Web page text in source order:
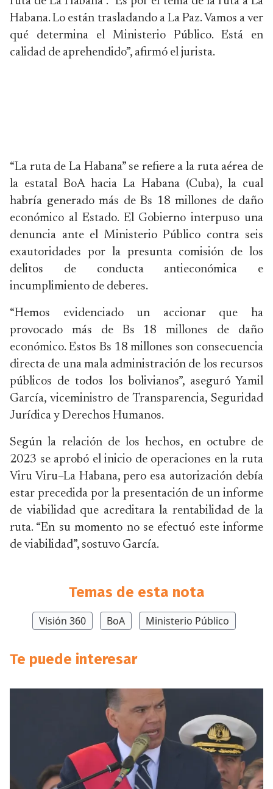
Habana. Lo están trasladando a La Paz. Vamos a ver
qué determina el Ministerio Público. Está en
calidad de aprehendido”, afirmó el jurista.
“La ruta de La Habana” se refiere a la ruta aérea de
la estatal BoA hacia La Habana (Cuba), la cual
habría generado más de Bs 18 millones de daño
económico al Estado. El Gobierno interpuso una
denuncia ante el Ministerio Público contra seis
exautoridades por la presunta comisión de los
delitos de conducta antieconómica e
incumplimiento de deberes.
“Hemos evidenciado un accionar que ha
provocado más de Bs 18 millones de daño
económico. Estos Bs 18 millones son consecuencia
directa de una mala administración de los recursos
públicos de todos los bolivianos”, aseguró Yamil
García, viceministro de Transparencia, Seguridad
Jurídica y Derechos Humanos.
Según la relación de los hechos, en octubre de
2023 se aprobó el inicio de operaciones en la ruta
Viru Viru–La Habana, pero esa autorización debía
estar precedida por la presentación de un informe
de viabilidad que acreditara la rentabilidad de la
ruta. “En su momento no se efectuó este informe
de viabilidad”, sostuvo García.
Temas de esta nota
Visión 360 BoA Ministerio Público
Te puede interesar